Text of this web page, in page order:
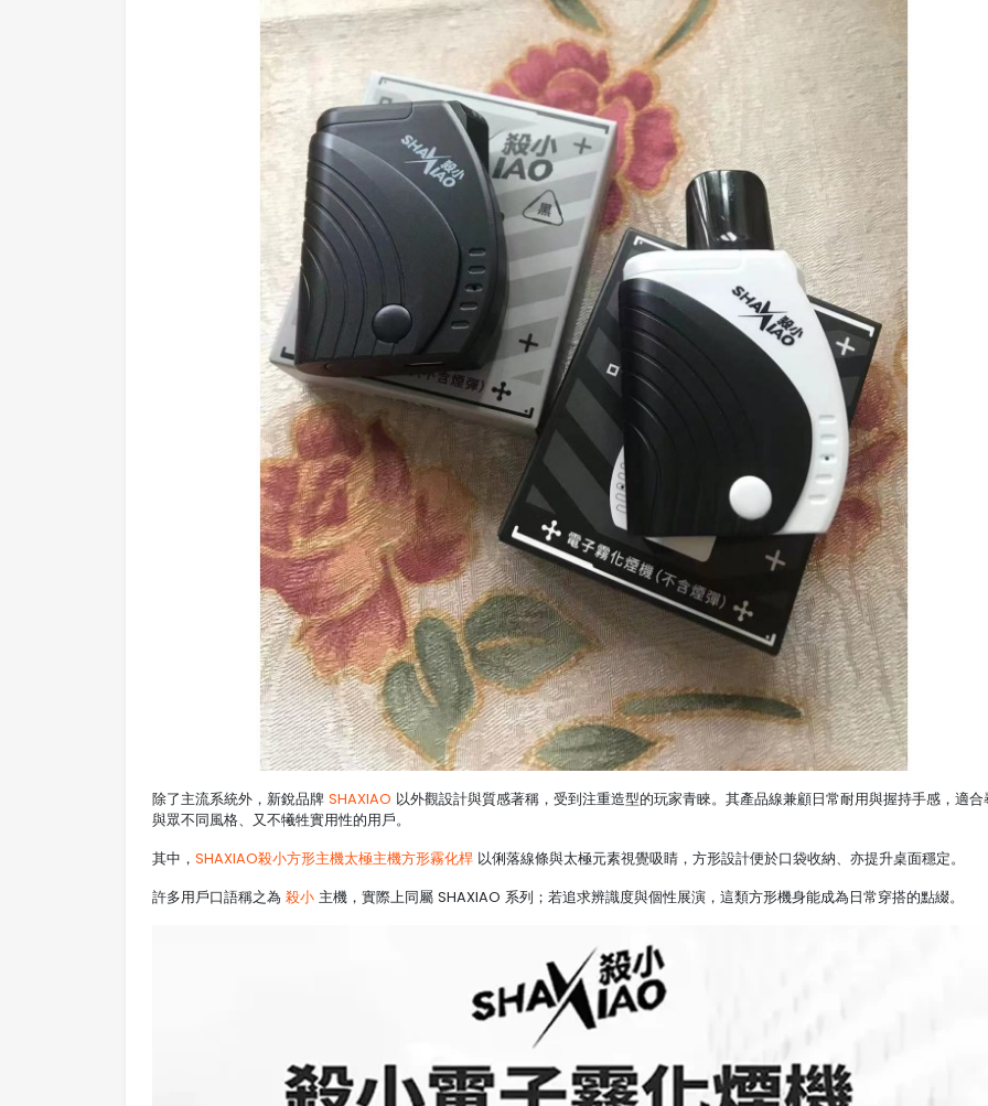
除了主流系統外，新銳品牌 SHAXIAO 以外觀設計與質感著稱，受到注重造型的玩家青睞。其產品線兼顧日常耐用與握持手感，適合
與眾不同風格、又不犧牲實用性的用戶。
其中， SHAXIAO殺小方形主機太極主機方形霧化桿 以俐落線條與太極元素視覺吸睛，方形設計便於口袋收納、亦提升桌面穩定。
許多用戶口語稱之為 殺小 主機，實際上同屬 SHAXIAO 系列；若追求辨識度與個性展演，這類方形機身能成為日常穿搭的點綴。